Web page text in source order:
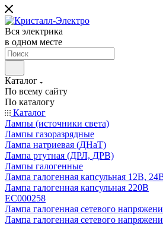
Вся электрика
в одном месте
Каталог
По всему сайту
По каталогу
Каталог
Лампы (источники света)
Лампы газоразрядные
Лампа натриевая (ДНаТ)
Лампа ртутная (ДРЛ, ДРВ)
Лампы галогенные
Лампа галогенная капсульная 12В,
Лампа галогенная капсульная 220В
EC000258
Лампа галогенная сетевого
Лампа галогенная сетевого